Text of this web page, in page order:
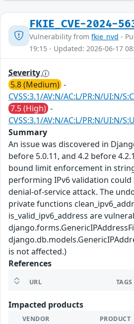
FKIE_CVE-2024-
Vulnerability from fkie_nvd -
19:15 - Updated: 2026-06-17
Severity
5.8 (Medium) -
CVSS:3.1/AV:N/AC:L/PR:N/UI:N/
7.5 (High) -
CVSS:3.1/AV:N/AC:L/PR:N/UI:N/
Summary
An issue was discovered in
before 5.0.11, and 4.2 before
bound limit enforcement in
performing IPv6 validation
denial-of-service attack. The
private functions
is_valid_ipv6_address are
is not affected.)
References
URL TAGS
Impacted products
VENDOR PRODUCT